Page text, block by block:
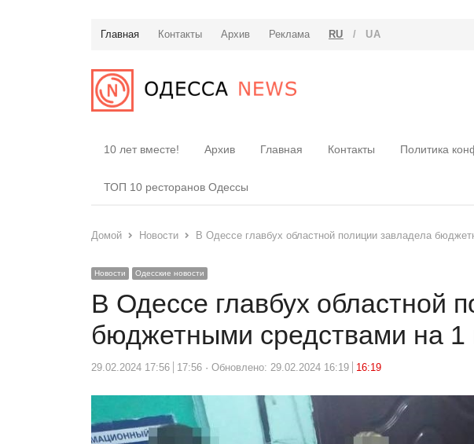
Главная Контакты Архив Реклама RU / UA
10 лет вместе! Архив Главная Контакты Политика
ТОП 10 ресторанов Одессы
Домой Новости В Одессе главбух областной полиции завладела
Новости Одесские новости
В Одессе главбух областной
бюджетными средствами на 1
29.02.2024 17:56 17:56 Обновлено: 29.02.2024 16:19 16:19